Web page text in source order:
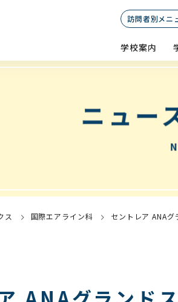
訪問者別メニ
学校案内
ニュー
ス 国際エアライン科 セントレア ANA